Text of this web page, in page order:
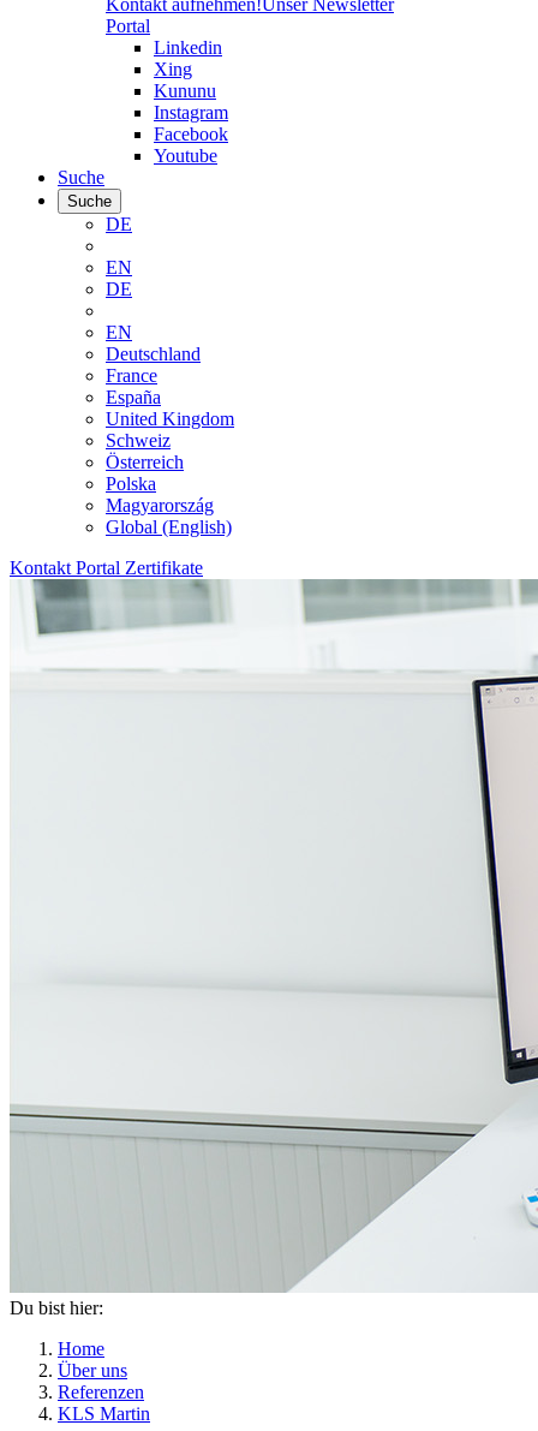
Kontakt aufnehmen!Unser Newsletter
Portal
Linkedin
Xing
Kununu
Instagram
Facebook
Youtube
Suche
Suche
DE
EN
DE
EN
Deutschland
France
España
United Kingdom
Schweiz
Österreich
Polska
Magyarország
Global (English)
Kontakt Portal Zertifikate
Du bist hier:
Home
Über uns
Referenzen
KLS Martin